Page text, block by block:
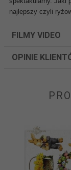
najlepszy czyli
FILMY VIDEO
OPINIE